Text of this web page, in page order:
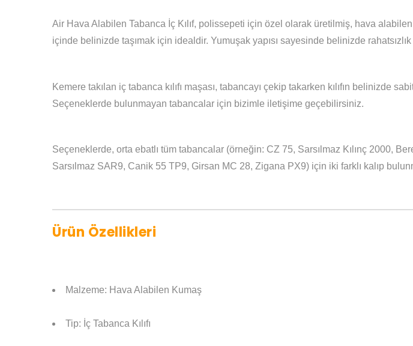
Air Hava Alabilen Tabanca İç Kılıf, polissepeti için özel olarak üretilmiş, hava alabilen
içinde belinizde taşımak için idealdir. Yumuşak yapısı sayesinde belinizde
Kemere takılan iç tabanca kılıfı maşası, tabancayı çekip takarken kılıfın belinizde
Seçeneklerde bulunmayan tabancalar için bizimle iletişime geçebilirsiniz.
Seçeneklerde, orta ebatlı tüm tabancalar (örneğin: CZ 75, Sarsılmaz Kılınç 2000,
Sarsılmaz SAR9, Canik 55 TP9, Girsan MC 28, Zigana PX9) için iki farklı kalıp
Ürün Özellikleri
Malzeme: Hava Alabilen Kumaş
Tip: İç Tabanca Kılıfı